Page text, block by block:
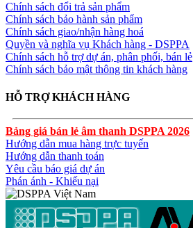
Chính sách đổi trả sản phẩm
Chính sách bảo hành sản phẩm
Chính sách giao/nhận hàng hoá
Quyền và nghĩa vụ Khách hàng - DSPPA
Chính sách hỗ trợ dự án, phân phối, bán lẻ
Chính sách bảo mật thông tin khách hàng
HỖ TRỢ KHÁCH HÀNG
Bảng giá bán lẻ âm thanh DSPPA 2026
Hướng dẫn mua hàng trực tuyến
Hướng dẫn thanh toán
Yêu cầu báo giá dự án
Phán ánh - Khiếu nại